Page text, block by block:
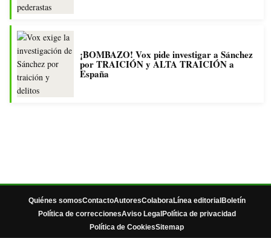
¡BOMBAZO! Vox pide investigar a Sánchez
por TRAICIÓN y ALTA TRAICIÓN a
España
Quiénes somosContactoAutoresColaboraLínea editorial Boletín
Política de correccionesAviso Legal Política de privacidad
Política de CookiesSitemap